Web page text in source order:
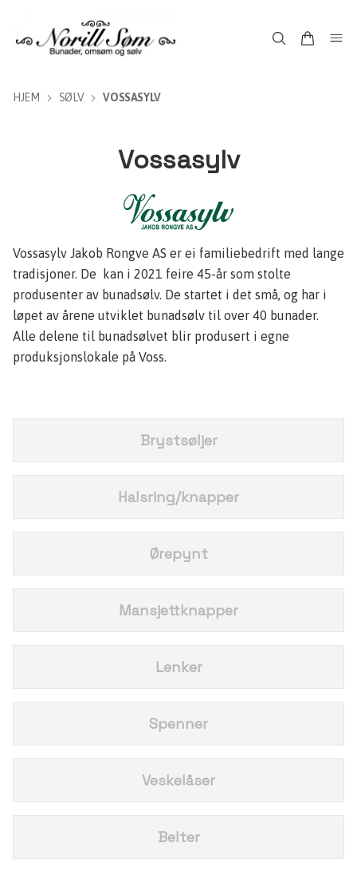
HJEM SØLV VOSSASYLV
Vossasylv
Vossasylv Jakob Rongve AS er ei familiebedrift med lange
tradisjoner. De kan i 2021 feire 45-år som stolte
produsenter av bunadsølv. De startet i det små, og har i
løpet av årene utviklet bunadsølv til over 40 bunader.
Alle delene til bunadsølvet blir produsert i egne
produksjonslokale på Voss.
Brystsøljer
Halsring/knapper
Ørepynt
Mansjettknapper
Lenker
Spenner
Veskelåser
Belter